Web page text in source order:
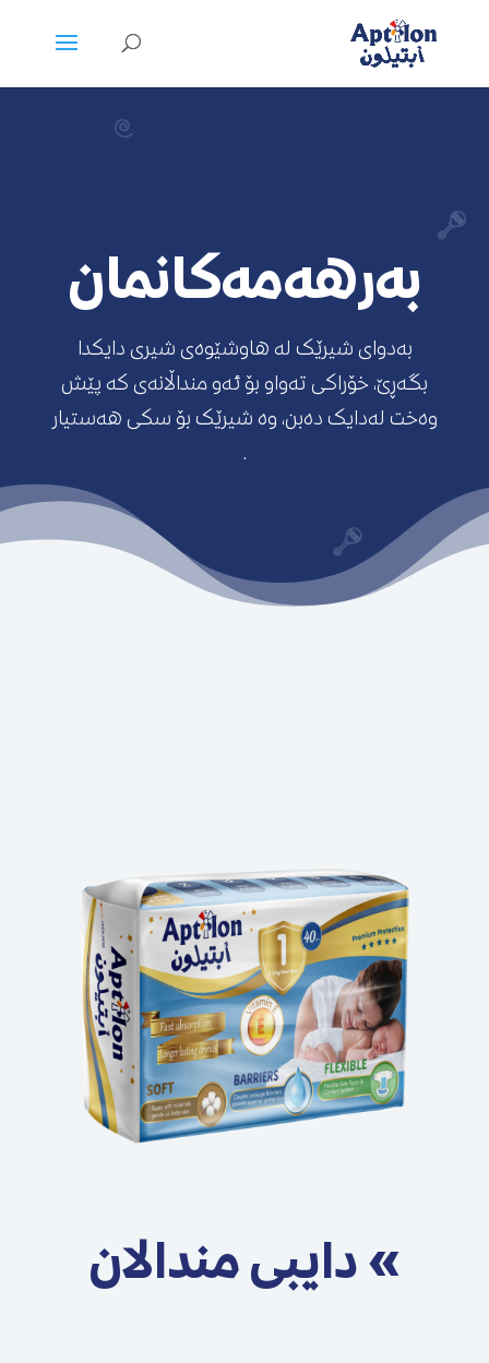
بەرهەمەکانمان
بەدوای شیرێک لە هاوشێوەی شیری دایکدا
بگەڕێ، خۆراکی تەواو بۆ ئەو منداڵانەی کە پێش‌
وەخت لەدایک دەبن، وە شیرێک بۆ سکی هەستیار
.
» دایبی مندالان